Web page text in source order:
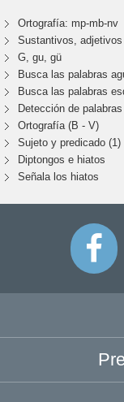
Ortografía: mp-mb-nv
Sustantivos,
G, gu, gü
Busca las palabras
Busca las palabras
Detección de
Ortografía (B - V)
Sujeto y predicado (1)
Diptongos e hiatos
Señala los hiatos